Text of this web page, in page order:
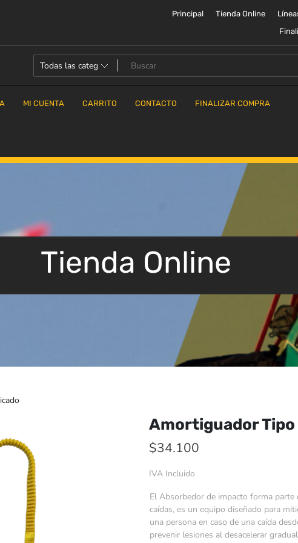
Principal Tienda Online
MI CUENTA CARRITO CONTACTO FINALIZAR COMPRA
Tienda Online
Amortiguador Tipo
$34.100
IVA Incluido
El Absorbedor de impacto forma
caídas, es un equipo diseñado para
una persona en caso de una caída
prevenir lesiones al desacelerar